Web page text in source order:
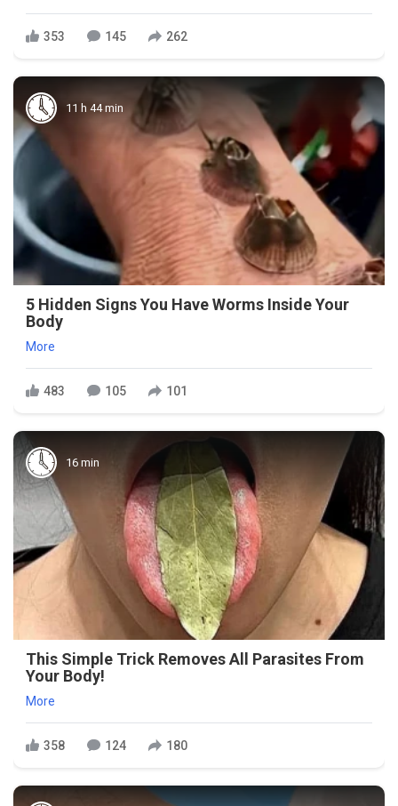
353 145 262
11 h 44 min
5 Hidden Signs You Have Worms Inside Your
Body
More
483 105 101
16 min
This Simple Trick Removes All Parasites From
Your Body!
More
358 124 180